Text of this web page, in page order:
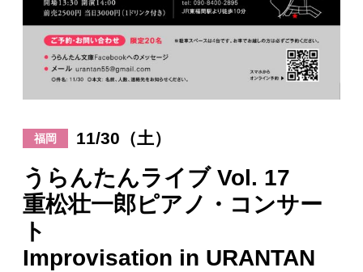
プロフィール
演奏依頼
福岡 11/30（土）
うらんたんライブ Vol. 17
重松壮一郎ピアノ・コンサー
ト
Improvisation in URANTAN